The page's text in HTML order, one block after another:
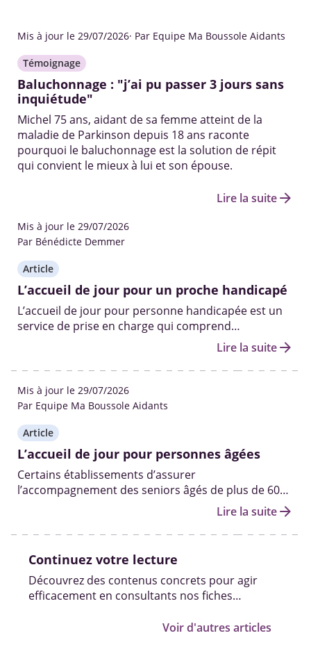
Mis à jour le 29/07/2026· Par Equipe Ma Boussole Aidants
Témoignage
Baluchonnage : "j’ai pu passer 3 jours sans
inquiétude"
Michel 75 ans, aidant de sa femme atteint de la
maladie de Parkinson depuis 18 ans raconte
pourquoi le baluchonnage est la solution de répit
qui convient le mieux à lui et son épouse.
Lire la suitearrow_forward
Mis à jour le 29/07/2026
Par Bénédicte Demmer
Article
L’accueil de jour pour un proche handicapé
L’accueil de jour pour personne handicapée est un
service de prise en charge qui comprend
l’accompagnement, les soins médicaux (si besoin) et
diverses activités pour une journée ou demi-
journée.
Lire la suitearrow_forward
Mis à jour le 29/07/2026
Par Equipe Ma Boussole Aidants
Article
L’accueil de jour pour personnes âgées
Certains établissements d’assurer
l’accompagnement des seniors âgés de plus de 60
ans en perte d’autonomie ou encore atteints de
maladies neurodégénératives pendant la journée.
Lire la suitearrow_forward
Continuez votre lecture
Découvrez des contenus concrets pour agir
efficacement en consultants nos fiches
Voir d'autres articles